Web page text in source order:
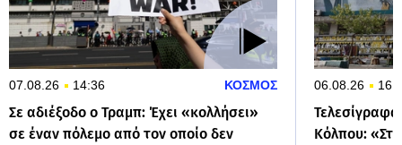
07.08.26 14:36 ΚΟΣΜΟΣ
Σε αδιέξοδο ο Τραμπ: Έχει «κολλήσει»
σε έναν πόλεμο από τον οποίο δεν
06.08.26
Κόλπου: